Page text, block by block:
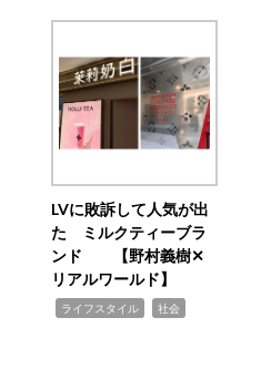
LVに敗訴して人気が出
た ミルクティーブラ
ンド 【野村義樹✕
リアルワールド】
ライフスタイル 社会